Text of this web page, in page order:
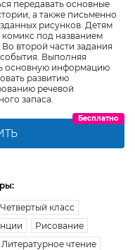
передавать основные
а также письменно
рисунков. Детям
под названием
второй части задания
Выполняя
основную информацию
развитию
речевой
запаса.
Бесплатно
Четвертый класс
Рисование
Литературное чтение